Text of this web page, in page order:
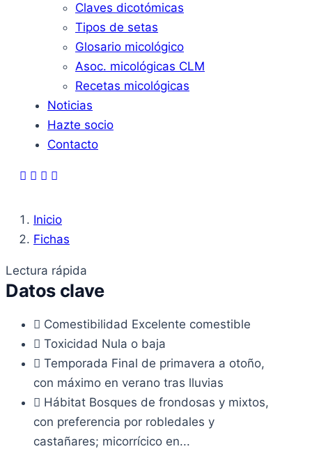
Claves dicotómicas
Tipos de setas
Glosario micológico
Asoc. micológicas CLM
Recetas micológicas
Noticias
Hazte socio
Contacto
Inicio
Fichas
Lectura rápida
Datos clave
Comestibilidad Excelente comestible
Toxicidad Nula o baja
Temporada Final de primavera a otoño,
con máximo en verano tras lluvias
Hábitat Bosques de frondosas y mixtos,
con preferencia por robledales y
castañares; micorrícico en...